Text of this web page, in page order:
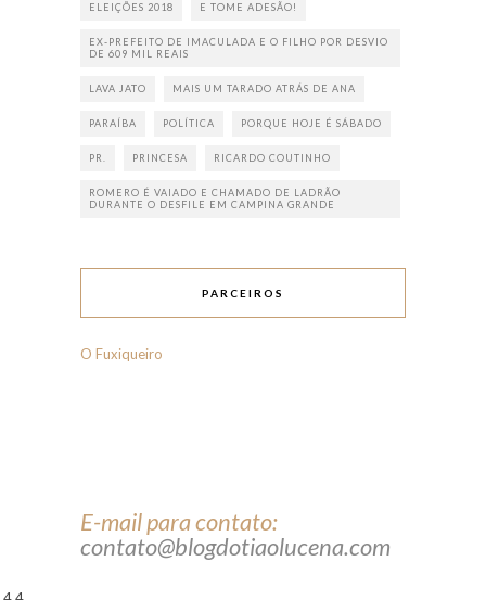
ELEIÇÕES 2018 E TOME ADESÃO!
EX-PREFEITO DE IMACULADA E O FILHO POR DESVIO
DE 609 MIL REAIS
LAVA JATO MAIS UM TARADO ATRÁS DE ANA
PARAÍBA POLÍTICA PORQUE HOJE É SÁBADO
PR. PRINCESA RICARDO COUTINHO
ROMERO É VAIADO E CHAMADO DE LADRÃO
DURANTE O DESFILE EM CAMPINA GRANDE
PARCEIROS
O Fuxiqueiro
E-mail para contato:
contato@blogdotiaolucena.com